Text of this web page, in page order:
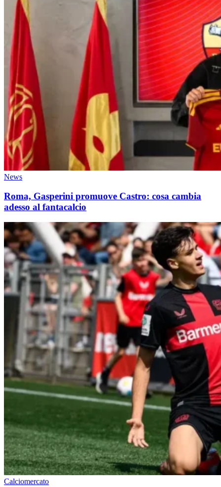
News
Roma, Gasperini promuove Castro: cosa cambia
adesso al fantacalcio
Calciomercato